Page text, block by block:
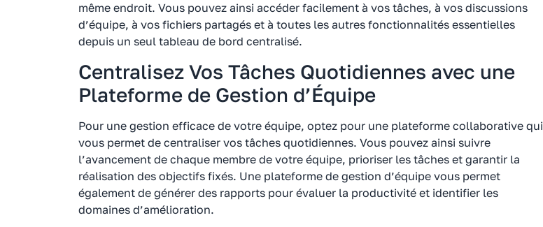
même endroit. Vous pouvez ainsi accéder facilement à vos tâches, à vos discussions
d’équipe, à vos fichiers partagés et à toutes les autres fonctionnalités essentielles
depuis un seul tableau de bord centralisé.
Centralisez Vos Tâches Quotidiennes avec une
Plateforme de Gestion d’Équipe
Pour une gestion efficace de votre équipe, optez pour une plateforme collaborative qui
vous permet de centraliser vos tâches quotidiennes. Vous pouvez ainsi suivre
l’avancement de chaque membre de votre équipe, prioriser les tâches et garantir la
réalisation des objectifs fixés. Une plateforme de gestion d’équipe vous permet
également de générer des rapports pour évaluer la productivité et identifier les
domaines d’amélioration.